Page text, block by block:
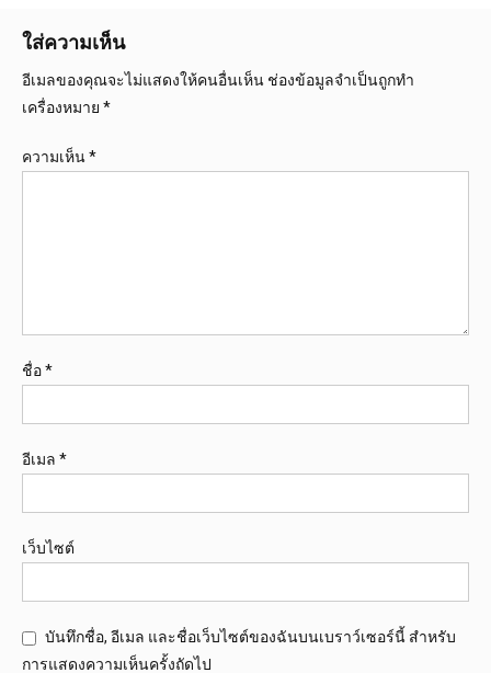
ใส่ความเห็น
อีเมลของคุณจะไม่แสดงให้คนอื่นเห็น ช่องข้อมูลจำเป็นถูกทำ
เครื่องหมาย *
ความเห็น*
ชื่อ*
อีเมล *
เว็บไซต์
บันทึกชื่อ, อีเมล และชื่อเว็บไซต์ของฉันบนเบราว์เซอร์นี้ สำหรับ
การแสดงความเห็นครั้งถัดไป